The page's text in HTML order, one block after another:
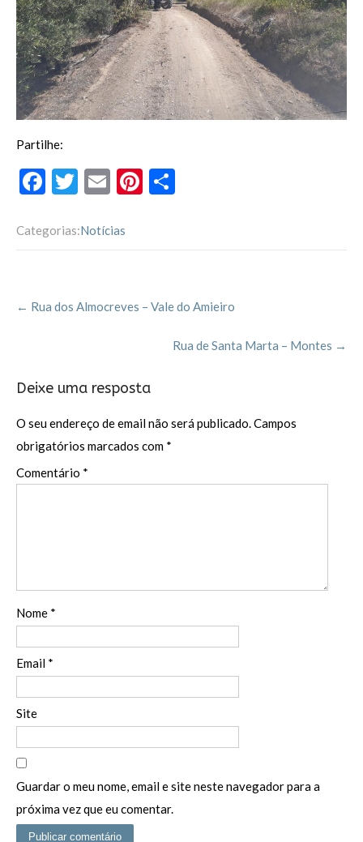
Partilhe:
F
e
o
T
itt
E
ai
Pi
Categorias:Notícias
navigation
← Rua dos Almocreves – Vale do Amieiro
Rua de Santa Marta – Montes →
Deixe uma resposta
O seu endereço de email não será publicado.Campos
obrigatórios marcados com *
Comentário *
Nome *
Email *
Site
Guardar o meu nome, email e site neste navegador para a
próxima vez que eu comentar.